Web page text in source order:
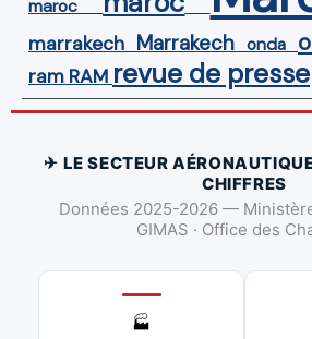
maroc
marrakech Marrakech onda
ram RAM revue de presse
✈ LE SECTEUR
CHIFFRES
Données 2025-2026 —
GIMAS · Office des
🏭